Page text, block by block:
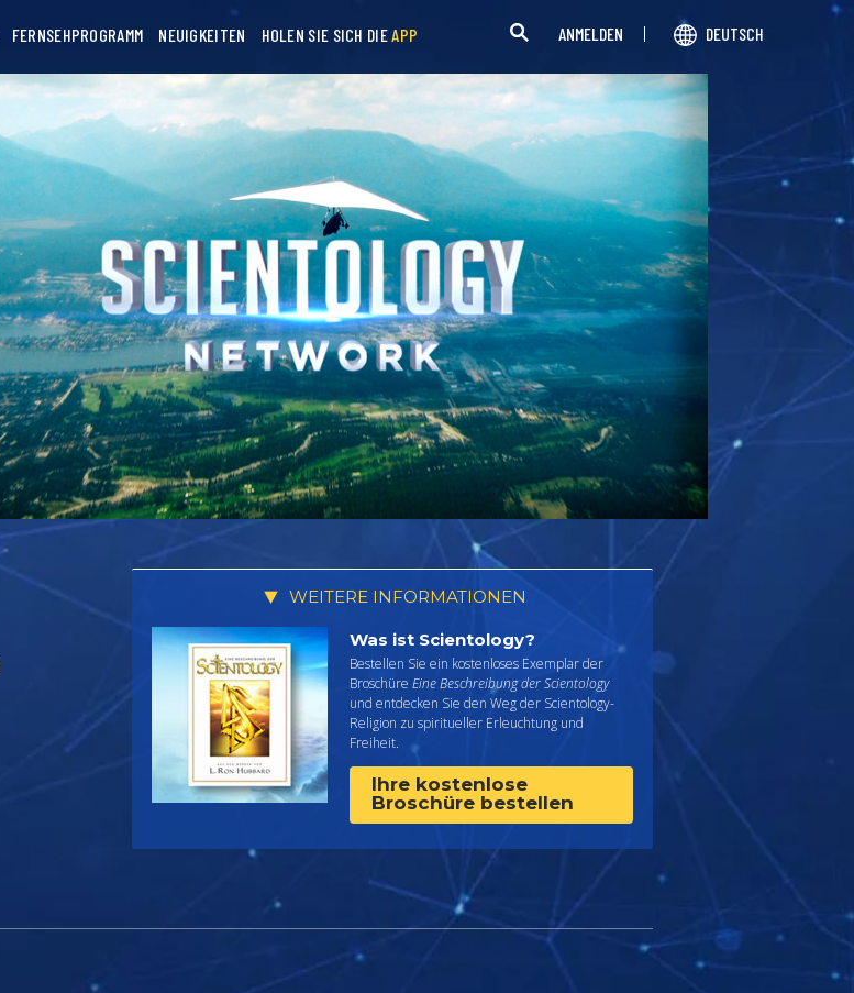
FERNSEHPROGRAMM NEUIGKEITEN HOLEN SIE SICH DIEAPP ANMELDEN DEUTSCH
WEITERE INFORMATIONEN
Was ist Scientology?
Bestellen Sie ein kostenloses Exemplar der
Broschüre Eine Beschreibung der Scientology
und entdecken Sie den Weg der Scientology-
Religion zu spiritueller Erleuchtung und
Freiheit.
Ihre kostenlose
Broschüre bestellen